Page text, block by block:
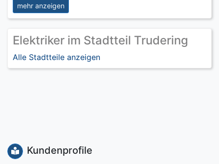
mehr anzeigen
Elektriker im Stadtteil Trudering
Alle Stadtteile anzeigen
Kundenprofile